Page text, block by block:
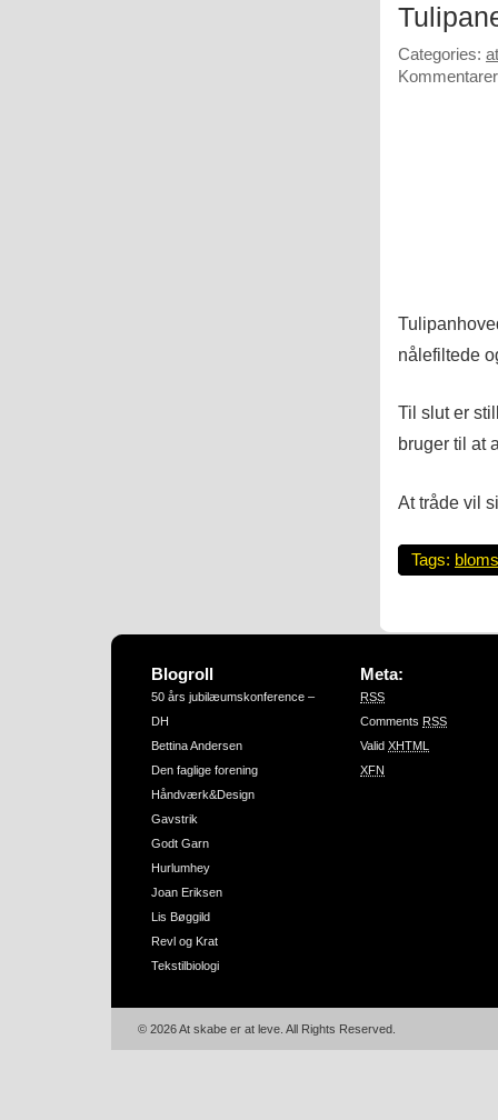
Categories:
nålefiltede
Til slut er
bruger til at
At tråde vil
Tags:
Blogroll
50 års jubilæumskonference –
DH
Bettina Andersen
Den faglige forening
Håndværk&Design
Gavstrik
Godt Garn
Hurlumhey
Joan Eriksen
Lis Bøggild
Revl og Krat
Tekstilbiologi
Meta:
RSS
Comments RSS
Valid XHTML
XFN
© 2026 At skabe er at leve. All Rights Reserved.